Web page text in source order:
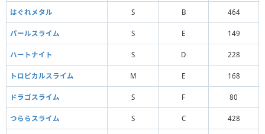
はぐれメタル S B 464
パールスライム S E 149
ハートナイト S D 228
トロピカルスライム M E 168
ドラゴスライム S F 80
つららスライム S C 428